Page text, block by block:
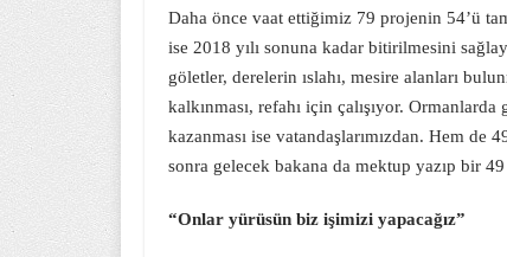
Daha önce vaat ettiğimiz 79 projenin 54’ü
ise 2018 yılı sonuna kadar bitirilmesini
göletler, derelerin ıslahı, mesire alanları
kalkınması, refahı için çalışıyor.
kazanması ise vatandaşlarımızdan. Hem de
sonra gelecek bakana da mektup yazıp bir
“Onlar yürüsün biz işimizi yapacağız”